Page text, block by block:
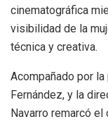
cinematográfica
visibilidad de la
técnica y creativa.
Acompañado por
Fernández, y la
Navarro remarcó